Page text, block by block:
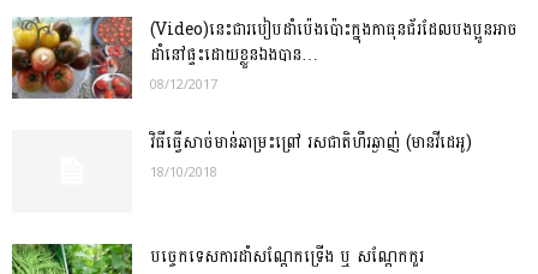
(Video)នេះជារបៀបដាំប៉េងប៉ោះក្នុងកាធុនជ័រដែលបងប្អូនអាច
ដាំនៅផ្ទះដោយខ្លួនឯងបាន…
08/12/2017
វិធីធ្វើសាច់មាន់ឆាម្រះព្រៅ រសជាតិហឹរឆ្ងាញ់ (មានវីដេអូ)
18/10/2018
បច្ចេកទេសការដាំសណ្ដែកទ្រើង ឬ សណ្ដែកកួរ